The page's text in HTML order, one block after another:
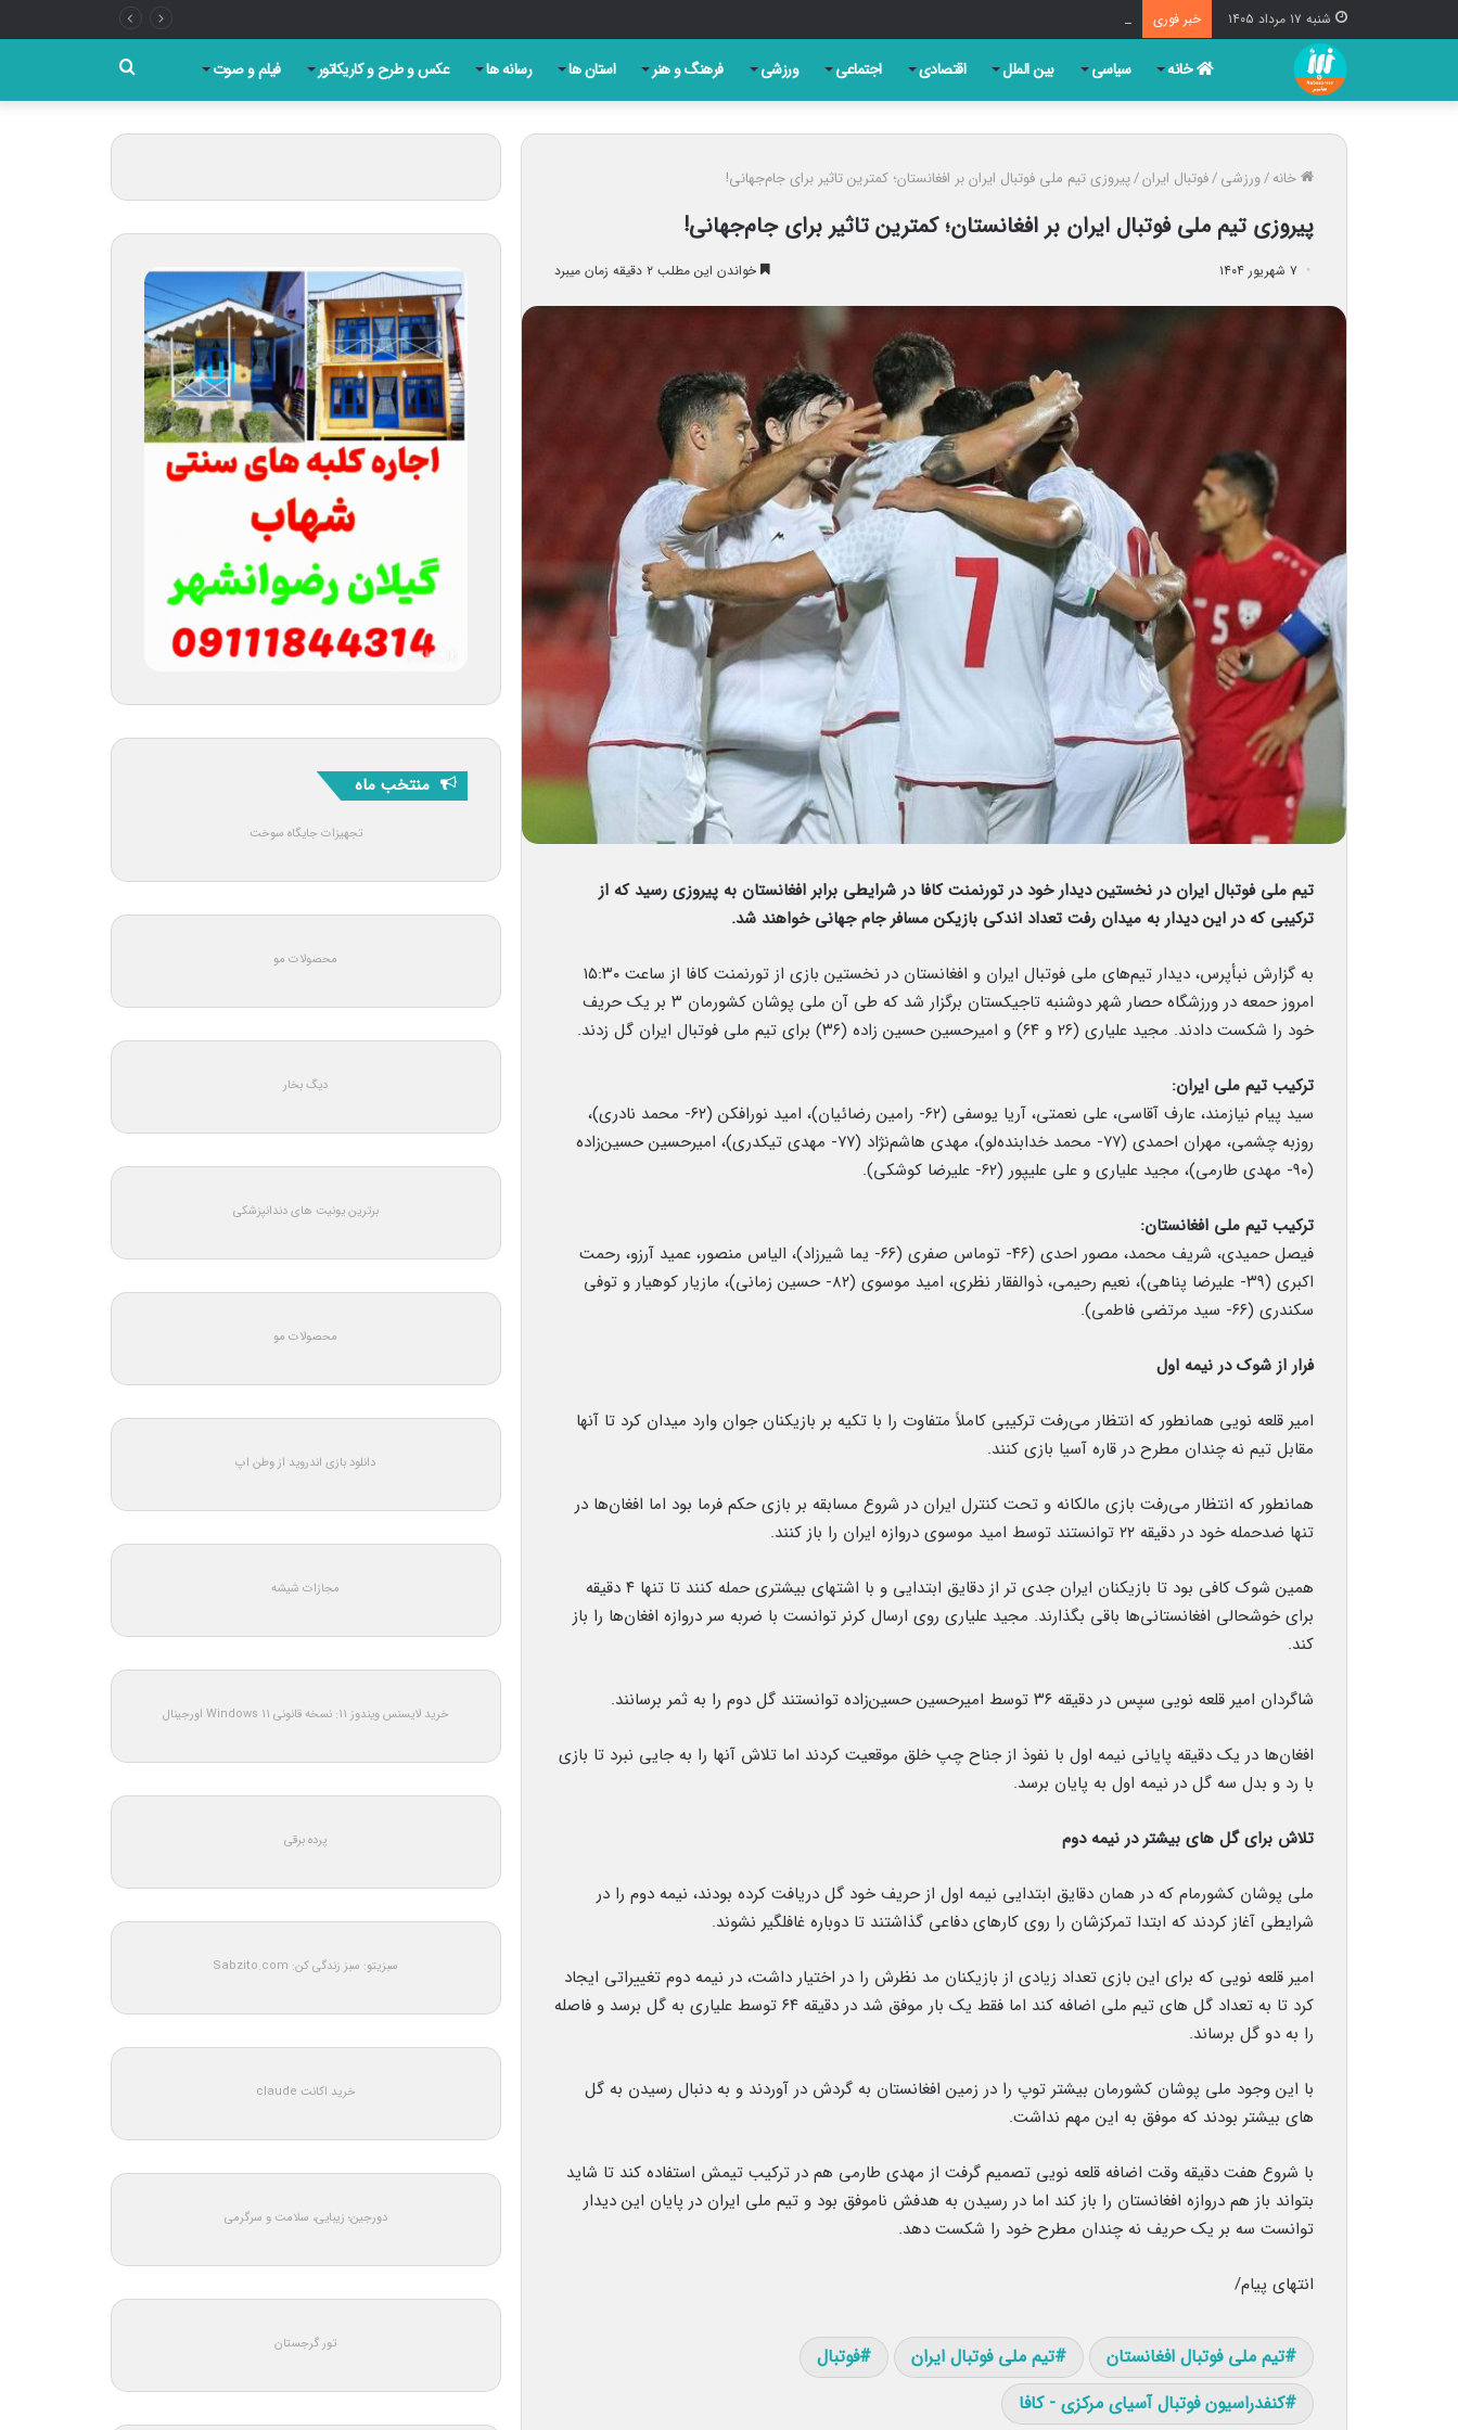
شنبه ۱۷ مرداد ۱۴۰۵ خبر فوری استاندار تهران: دفاع از ایران گاه در یک تیتر دقیق و یک قلم مسئولانه خلاصه می شود
خانه سیاسی بین الملل اقتصادی اجتماعی ورزشی فرهنگ و هنر استان ها رسانه ها عکس و طرح و کاریکاتور فیلم و صوت
برای
خانه/ورزشی/فوتبال ایران/پیروزی تیم ملی فوتبال ایران بر افغانستان؛ کمترین تاثیر برای جام‌جهانی!
پیروزی تیم ملی فوتبال ایران بر افغانستان؛ کمترین تاثیر برای جام‌جهانی!
۷ شهریور ۱۴۰۴ خواندن این مطلب ۲ دقیقه زمان میبرد
تیم ملی فوتبال ایران در نخستین دیدار خود در تورنمنت کافا در شرایطی برابر افغانستان به پیروزی رسید که از
ترکیبی که در این دیدار به میدان رفت تعداد اندکی بازیکن مسافر جام جهانی خواهند شد.
به گزارش نبأپرس، دیدار تیم‌های ملی فوتبال ایران و افغانستان در نخستین بازی از تورنمنت کافا از ساعت ۱۵:۳۰
امروز حمعه در ورزشگاه حصار شهر دوشنبه تاجیکستان برگزار شد که طی آن ملی پوشان کشورمان ۳ بر یک حریف
خود را شکست دادند. مجید علیاری (۲۶ و ۶۴) و امیرحسین حسین زاده (۳۶) برای تیم ملی فوتبال ایران گل زدند.
ترکیب تیم ملی ایران:
سید پیام نیازمند، عارف آقاسی، علی نعمتی، آریا یوسفی (۶۲- رامین رضائیان)، امید نورافکن (۶۲- محمد نادری)،
روزبه چشمی، مهران احمدی (۷۷- محمد خدابنده‌لو)، مهدی هاشم‌نژاد (۷۷- مهدی تیکدری)، امیرحسین حسین‌زاده
(۹۰- مهدی طارمی)، مجید علیاری و علی علیپور (۶۲- علیرضا کوشکی).
ترکیب تیم ملی افغانستان:
فیصل حمیدی، شریف محمد، مصور احدی (۴۶- توماس صفری (۶۶- یما شیرزاد)، الیاس منصور، عمید آرزو، رحمت
اکبری (۳۹- علیرضا پناهی)، نعیم رحیمی، ذوالفقار نظری، امید موسوی (۸۲- حسین زمانی)، مازیار کوهیار و توفی
سکندری (۶۶- سید مرتضی فاطمی).
فرار از شوک در نیمه اول
امیر قلعه نویی همانطور که انتظار می‌رفت ترکیبی کاملاً متفاوت را با تکیه بر بازیکنان جوان وارد میدان کرد تا آنها
مقابل تیم نه چندان مطرح در قاره آسیا بازی کنند.
همانطور که انتظار می‌رفت بازی مالکانه و تحت کنترل ایران در شروع مسابقه بر بازی حکم فرما بود اما افغان‌ها در
تنها ضدحمله خود در دقیقه ۲۲ توانستند توسط امید موسوی دروازه ایران را باز کنند.
همین شوک کافی بود تا بازیکنان ایران جدی تر از دقایق ابتدایی و با اشتهای بیشتری حمله کنند تا تنها ۴ دقیقه
برای خوشحالی افغانستانی‌ها باقی بگذارند. مجید علیاری روی ارسال کرنر توانست با ضربه سر دروازه افغان‌ها را باز
کند.
شاگردان امیر قلعه نویی سپس در دقیقه ۳۶ توسط امیرحسین حسین‌زاده توانستند گل دوم را به ثمر برسانند.
افغان‌ها در یک دقیقه پایانی نیمه اول با نفوذ از جناح چپ خلق موقعیت کردند اما تلاش آنها را به جایی نبرد تا بازی
با رد و بدل سه گل در نیمه اول به پایان برسد.
تلاش برای گل های بیشتر در نیمه دوم
ملی پوشان کشورمام که در همان دقایق ابتدایی نیمه اول از حریف خود گل دریافت کرده بودند، نیمه دوم را در
شرایطی آغاز کردند که ابتدا تمرکزشان را روی کارهای دفاعی گذاشتند تا دوباره غافلگیر نشوند.
امیر قلعه نویی که برای این بازی تعداد زیادی از بازیکنان مد نظرش را در اختیار داشت، در نیمه دوم تغییراتی ایجاد
کرد تا به تعداد گل های تیم ملی اضافه کند اما فقط یک بار موفق شد در دقیقه ۶۴ توسط علیاری به گل برسد و فاصله
را به دو گل برساند.
با این وجود ملی پوشان کشورمان بیشتر توپ را در زمین افغانستان به گردش در آوردند و به دنبال رسیدن به گل
های بیشتر بودند که موفق به این مهم نداشت.
با شروع هفت دقیقه وقت اضافه قلعه نویی تصمیم گرفت از مهدی طارمی هم در ترکیب تیمش استفاده کند تا شاید
بتواند باز هم دروازه افغانستان را باز کند اما در رسیدن به هدفش ناموفق بود و تیم ملی ایران در پایان این دیدار
توانست سه بر یک حریف نه چندان مطرح خود را شکست دهد.
انتهای پیام/
تیم ملی فوتبال افغانستان تیم ملی فوتبال ایران
فوتبال
کنفدراسیون فوتبال آسیای مرکزی - کافا
منتخب ماه
تجهیزات جایگاه سوخت
محصولات مو
دیگ بخار
برترین یونیت های دندانپزشکی
محصولات مو
دانلود بازی اندروید از وطن اپ
مجازات شیشه
خرید لایسنس ویندوز 11: نسخه قانونی Windows 11 اورجینال
پرده برقی
سبزیتو: سبز زندگی کن: Sabzito.com
خرید اکانت claude
دورجین؛ زیبایی، سلامت و سرگرمی
تور گرجستان